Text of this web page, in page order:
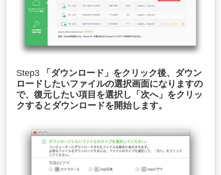
Step3
「ダウンロード」をクリック後、ダウン
ロードしたいファイルの選択画面になりますの
で、復元したい項目を選択し「次へ」をクリッ
クするとダウンロードを開始します。